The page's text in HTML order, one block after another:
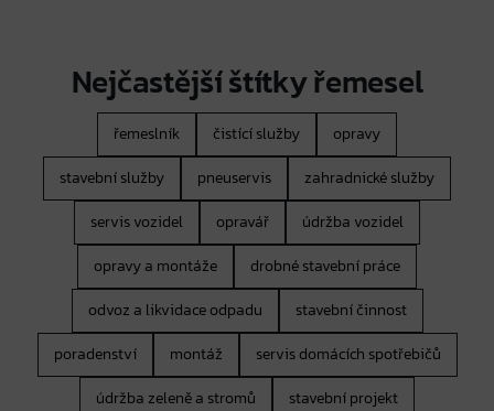
Nejčastější štítky řemesel
řemeslník čistící služby
opravy
stavební služby
pneuservis
zahradnické služby
servis vozidel
opravář
údržba vozidel
opravy a montáže
drobné stavební práce
odvoz a likvidace odpadu
stavební činnost
poradenství
montáž
servis domácích spotřebičů
údržba zeleně a stromů
stavební projekt